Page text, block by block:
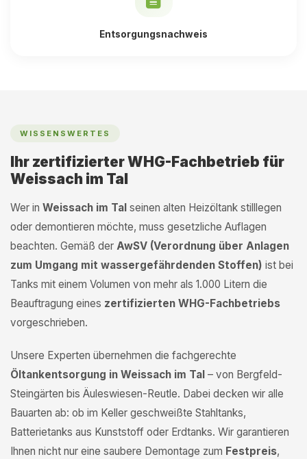
Entsorgungsnachweis
WISSENSWERTES
Ihr zertifizierter WHG-Fachbetrieb für
Weissach im Tal
Wer in Weissach im Tal seinen alten Heizöltank stilllegen
oder demontieren möchte, muss gesetzliche Auflagen
beachten. Gemäß der AwSV (Verordnung über Anlagen
zum Umgang mit wassergefährdenden Stoffen) ist bei
Tanks mit einem Volumen von mehr als 1.000 Litern die
Beauftragung eines zertifizierten WHG-Fachbetriebs
vorgeschrieben.
Unsere Experten übernehmen die fachgerechte
Öltankentsorgung in Weissach im Tal – von Bergfeld-
Steingärten bis Äuleswiesen-Reutle. Dabei decken wir alle
Bauarten ab: ob im Keller geschweißte Stahltanks,
Batterietanks aus Kunststoff oder Erdtanks. Wir garantieren
Ihnen nicht nur eine saubere Demontage zum Festpreis,